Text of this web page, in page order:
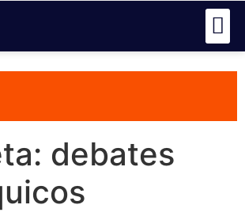
debates